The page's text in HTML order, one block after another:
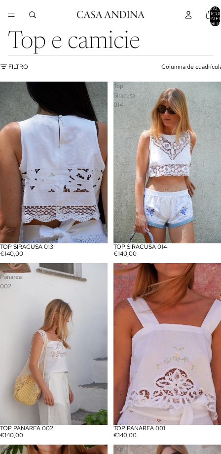
TOTAL
EN EL
Top e camicie
FILTRO Columna de
Siracusa
TOP SIRACUSA 013
€140,00
Top
Siracusa
014
TOP SIRACUSA 014
€140,00
Top
Panarea
002
TOP PANAREA 002
€140,00
Top
Panarea
001
TOP PANAREA 001
€140,00
Top
Top